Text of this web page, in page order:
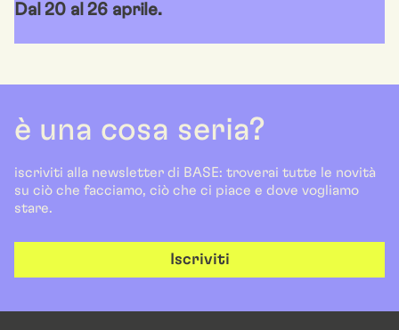
Dal 20 al 26 aprile.
è una cosa seria?
iscriviti alla newsletter di BASE: troverai tutte le novità
su ciò che facciamo, ciò che ci piace e dove vogliamo
stare.
Iscriviti